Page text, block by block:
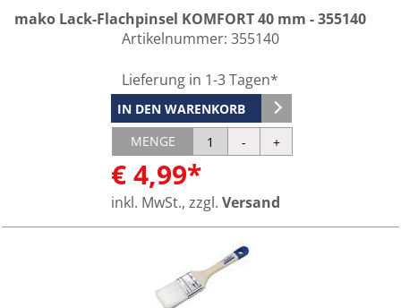
mako Lack-Flachpinsel KOMFORT 40 mm - 355140
Artikelnummer: 355140
Lieferung in 1-3 Tagen*
IN DEN WARENKORB
MENGE
€ 4,99*
inkl. MwSt., zzgl. Versand